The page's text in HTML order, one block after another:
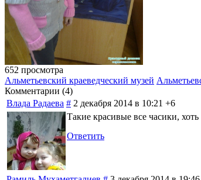
652 просмотра
Альметьевский краеведческий музей
Комментарии (4)
Влада Радаева # 2 декабря 2014 в 10:21 +6
Такие красивые все часики,
Ответить